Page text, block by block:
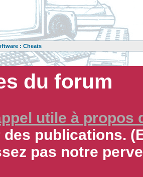
: Cheats
du forum
utile à propos
des publications.
pas notre